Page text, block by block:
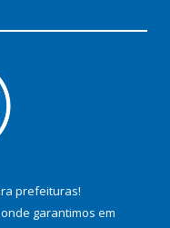
prefeituras!
garantimos em